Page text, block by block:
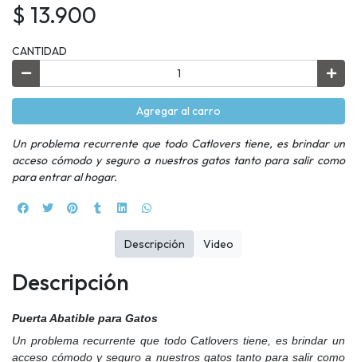
$ 13.900
CANTIDAD
Agregar al carro
Un problema recurrente que todo Catlovers tiene, es brindar un
acceso cómodo y seguro a nuestros gatos tanto para salir como
para entrar al hogar.
Descripción
Puerta Abatible para Gatos
Un problema recurrente que todo Catlovers tiene, es brindar un
acceso cómodo y seguro a nuestros gatos tanto para salir como
Descripción Video